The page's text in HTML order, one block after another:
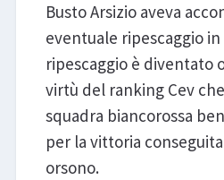
Busto Arsizio aveva
eventuale ripescaggio in
ripescaggio è diventato
virtù del ranking Cev
squadra biancorossa
per la vittoria
orsono.